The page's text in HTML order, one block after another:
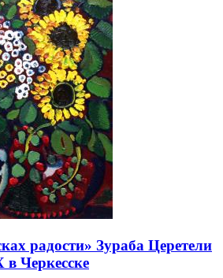
радости» Зураба Церетели
Черкесске